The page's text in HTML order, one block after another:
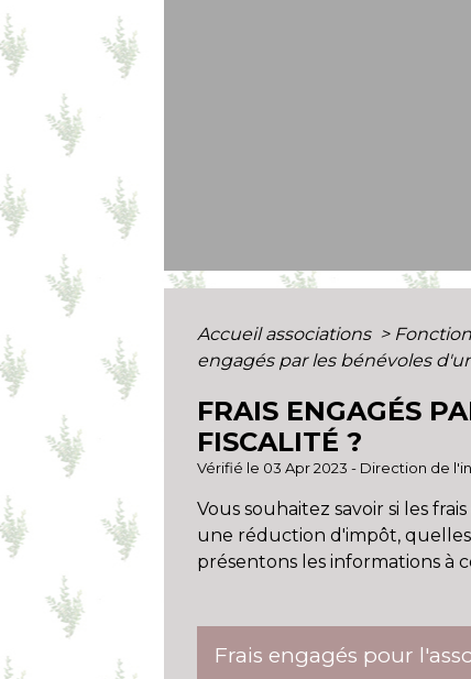
Accueil associations >
engagés par les bénévoles
FRAIS ENGAGÉS
FISCALITÉ ?
Vérifié le 03 Apr 2023 - Direction de
Vous souhaitez savoir si les
une réduction d'impôt,
présentons les informations à
Frais engagés pour